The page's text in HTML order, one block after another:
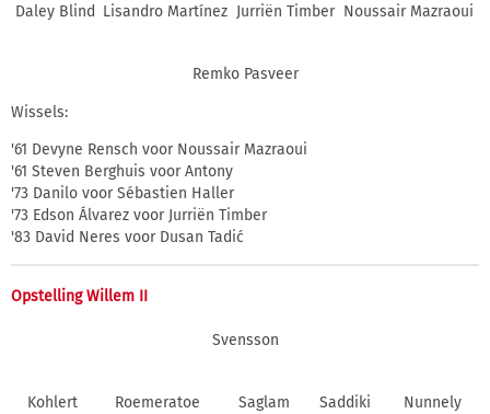
Daley Blind Lisandro Martínez Jurriën Timber Noussair Mazraoui
Remko Pasveer
Wissels:
'61 Devyne Rensch voor Noussair Mazraoui
'61 Steven Berghuis voor Antony
'73 Danilo voor Sébastien Haller
'73 Edson Álvarez voor Jurriën Timber
'83 David Neres voor Dusan Tadić
Opstelling Willem II
Svensson
Kohlert Roemeratoe Saglam Saddiki Nunnely